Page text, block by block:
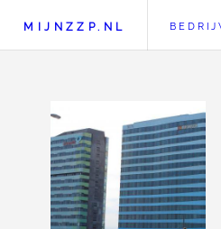
MIJNZZP.NL